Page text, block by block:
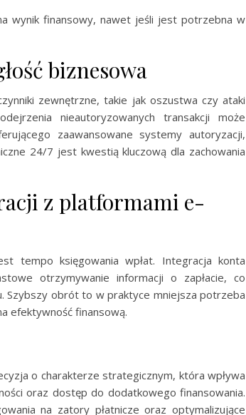
wynik finansowy, nawet jeśli jest potrzebna w
biznesowa
zewnętrzne, takie jak oszustwa czy ataki
nieautoryzowanych transakcji może
zaawansowane systemy autoryzacji,
24/7 jest kwestią kluczową dla zachowania
z platformami e-
tempo księgowania wpłat. Integracja konta
otrzymywanie informacji o zapłacie, co
Szybszy obrót to w praktyce mniejsza potrzeba
efektywność finansową.
o charakterze strategicznym, która wpływa
oraz dostęp do dodatkowego finansowania.
na zatory płatnicze oraz optymalizujące